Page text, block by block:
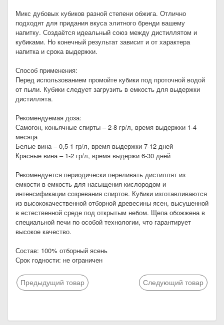
Микс дубовых кубиков разной степени обжига. Отлично
подходят для придания вкуса элитного бренди вашему
напитку. Создаётся идеальный союз между дистиллятом и
кубиками. Но конечный результат зависит и от характера
напитка и срока выдержки.
Способ применения:
Перед использованием промойте кубики под проточной водой
от пыли. Кубики следует загрузить в емкость для выдержки
дистиллята.
Рекомендуемая доза:
Самогон, коньячные спирты – 2-8 гр/л, время выдержки 1-4
месяца
Белые вина – 0,5-1 гр/л, время выдержки 7-12 дней
Красные вина – 1-2 гр/л, время выдержи 6-30 дней
Рекомендуется периодически переливать дистиллят из
емкости в емкость для насыщения кислородом и
интенсификации созревания спиртов. Кубики изготавливаются
из высококачественной отборной древесины ясен, высушенной
в естественной среде под открытым небом. Щепа обожжена в
специальной печи по особой технологии, что гарантирует
высокое качество.
Состав: 100% отборный ясень
Срок годности: не ограничен
Предыдущий товар Следующий товар